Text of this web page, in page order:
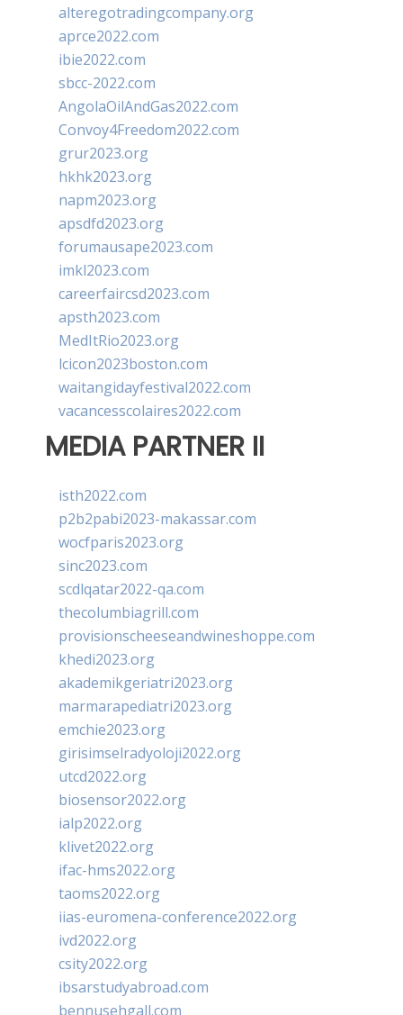
alteregotradingcompany.org
aprce2022.com
ibie2022.com
sbcc-2022.com
AngolaOilAndGas2022.com
Convoy4Freedom2022.com
grur2023.org
hkhk2023.org
napm2023.org
apsdfd2023.org
forumausape2023.com
imkl2023.com
careerfaircsd2023.com
apsth2023.com
MedItRio2023.org
lcicon2023boston.com
waitangidayfestival2022.com
vacancesscolaires2022.com
MEDIA PARTNER II
isth2022.com
p2b2pabi2023-makassar.com
wocfparis2023.org
sinc2023.com
scdlqatar2022-qa.com
thecolumbiagrill.com
provisionscheeseandwineshoppe.com
khedi2023.org
akademikgeriatri2023.org
marmarapediatri2023.org
emchie2023.org
girisimselradyoloji2022.org
utcd2022.org
biosensor2022.org
ialp2022.org
klivet2022.org
ifac-hms2022.org
taoms2022.org
iias-euromena-conference2022.org
ivd2022.org
csity2022.org
ibsarstudyabroad.com
bennusehgall.com